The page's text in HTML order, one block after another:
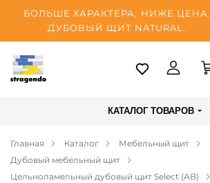
БОЛЬШЕ ХАРАКТЕРА, НИЖЕ ЦЕНА.
ДУБОВЫЙ ЩИТ NATURAL.
Таллинн
Оплата
О нас
КАТАЛОГ ТОВАРОВ
Главная Каталог
Мебельный щит
Дубовый мебельный щит
Цельноламельный дубовый щит Select (AB)